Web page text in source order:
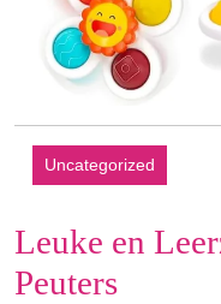
Uncategorized
Leuke en
Peuters